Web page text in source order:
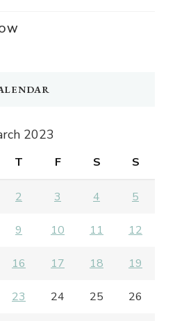
2023
T F S S
2 3 4 5
9 10 11 12
16 17 18 19
23 24 25 26